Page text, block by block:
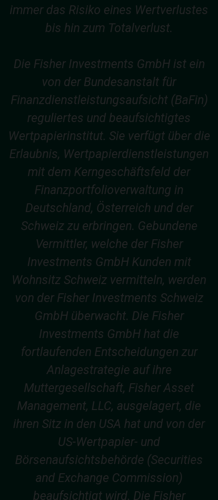
immer das Risiko eines Wertverlustes
bis hin zum Totalverlust.
Die Fisher Investments GmbH ist ein
von der Bundesanstalt für
Finanzdienstleistungsaufsicht (BaFin)
reguliertes und beaufsichtigtes
Wertpapierinstitut. Sie verfügt über die
Erlaubnis, Wertpapierdienstleistungen
mit dem Kerngeschäftsfeld der
Finanzportfolioverwaltung in
Deutschland, Österreich und der
Schweiz zu erbringen. Gebundene
Vermittler, welche der Fisher
Investments GmbH Kunden mit
Wohnsitz Schweiz vermitteln, werden
von der Fisher Investments Schweiz
GmbH überwacht. Die Fisher
Investments GmbH hat die
fortlaufenden Entscheidungen zur
Anlagestrategie auf ihre
Muttergesellschaft, Fisher Asset
Management, LLC, ausgelagert, die
ihren Sitz in den USA hat und von der
US-Wertpapier- und
Börsenaufsichtsbehörde (Securities
and Exchange Commission)
beaufsichtigt wird. Die Fisher